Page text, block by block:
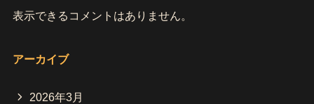
表示できるコメントはありません。
アーカイブ
2026年3月